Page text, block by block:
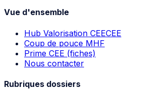
Vue d'ensemble
Hub Valorisation CEECEE
Coup de pouce MHF
Prime CEE (fiches)
Nous contacter
Rubriques dossiers